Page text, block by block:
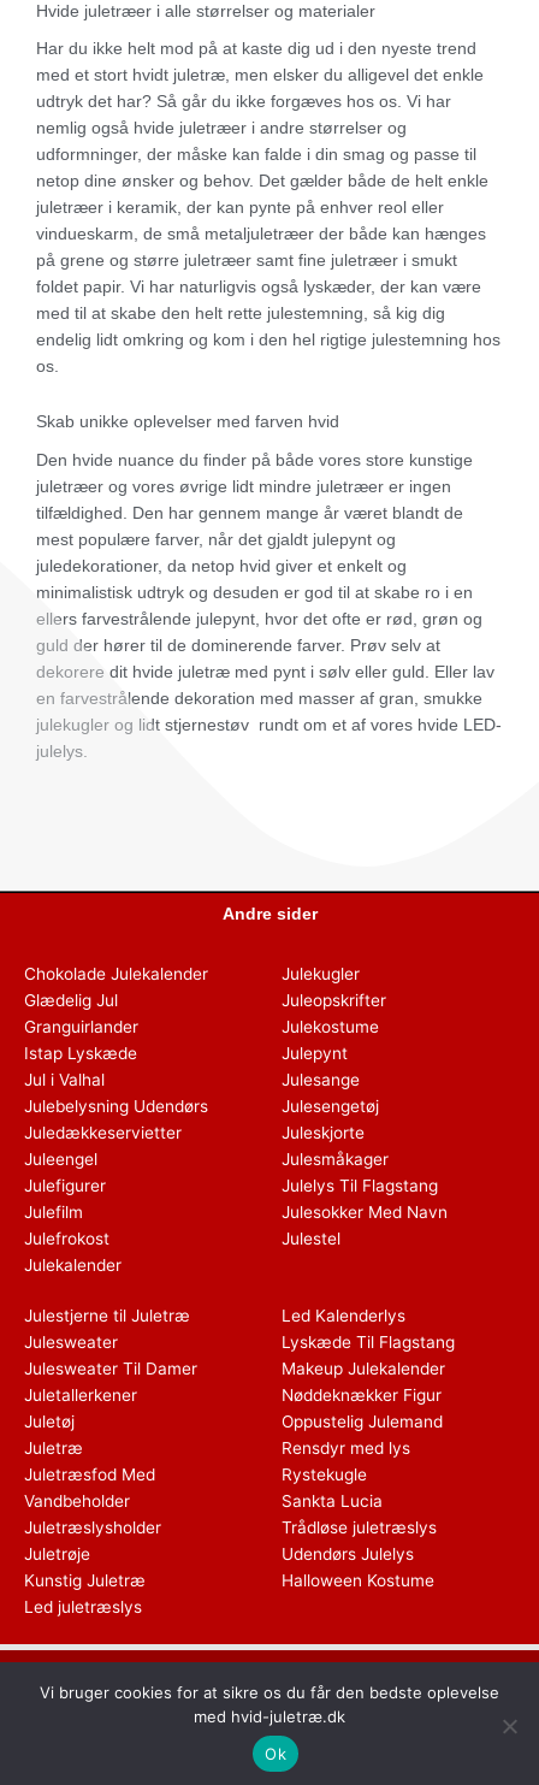
Hvide juletræer i alle størrelser og materialer
Har du ikke helt mod på at kaste dig ud i den nyeste trend
med et stort hvidt juletræ, men elsker du alligevel det enkle
udtryk det har? Så går du ikke forgæves hos os. Vi har
nemlig også hvide juletræer i andre størrelser og
udformninger, der måske kan falde i din smag og passe til
netop dine ønsker og behov. Det gælder både de helt enkle
juletræer i keramik, der kan pynte på enhver reol eller
vindueskarm, de små metaljuletræer der både kan hænges
på grene og større juletræer samt fine juletræer i smukt
foldet papir. Vi har naturligvis også lyskæder, der kan være
med til at skabe den helt rette julestemning, så kig dig
endelig lidt omkring og kom i den hel rigtige julestemning hos
os.
Skab unikke oplevelser med farven hvid
Den hvide nuance du finder på både vores store kunstige
juletræer og vores øvrige lidt mindre juletræer er ingen
tilfældighed. Den har gennem mange år været blandt de
mest populære farver, når det gjaldt julepynt og
juledekorationer, da netop hvid giver et enkelt og
minimalistisk udtryk og desuden er god til at skabe ro i en
ellers farvestrålende julepynt, hvor det ofte er rød, grøn og
guld der hører til de dominerende farver. Prøv selv at
dekorere dit hvide juletræ med pynt i sølv eller guld. Eller lav
en farvestrålende dekoration med masser af gran, smukke
julekugler og lidt stjernestøv rundt om et af vores hvide LED-
julelys.
Andre sider
Chokolade Julekalender
Glædelig Jul
Granguirlander
Istap Lyskæde
Jul i Valhal
Julebelysning Udendørs
Juledækkeservietter
Juleengel
Julefigurer
Julefilm
Julefrokost
Julekalender
Julekugler
Juleopskrifter
Julekostume
Julepynt
Julesange
Julesengetøj
Juleskjorte
Julesmåkager
Julelys Til Flagstang
Julesokker Med Navn
Julestel
Julestjerne til Juletræ
Julesweater
Julesweater Til Damer
Juletallerkener
Juletøj
Juletræ
Juletræsfod Med
Vandbeholder
Juletræslysholder
Juletrøje
Kunstig Juletræ
Led juletræslys
Led Kalenderlys
Lyskæde Til Flagstang
Makeup Julekalender
Nøddeknækker Figur
Oppustelig Julemand
Rensdyr med lys
Rystekugle
Sankta Lucia
Trådløse juletræslys
Udendørs Julelys
Halloween Kostume
Dette medie ejes og drives af Tropic Traffic LLC-FZ | The Meydan
Hotel, Grandstand, 6th floor, Nad Al Sheba | Dubai | UAE
Copyright © 2026 Hvid Juletræ | All rights reserved
Vi bruger cookies for at sikre os du får den bedste oplevelse
med hvid-juletræ.dk
Ok